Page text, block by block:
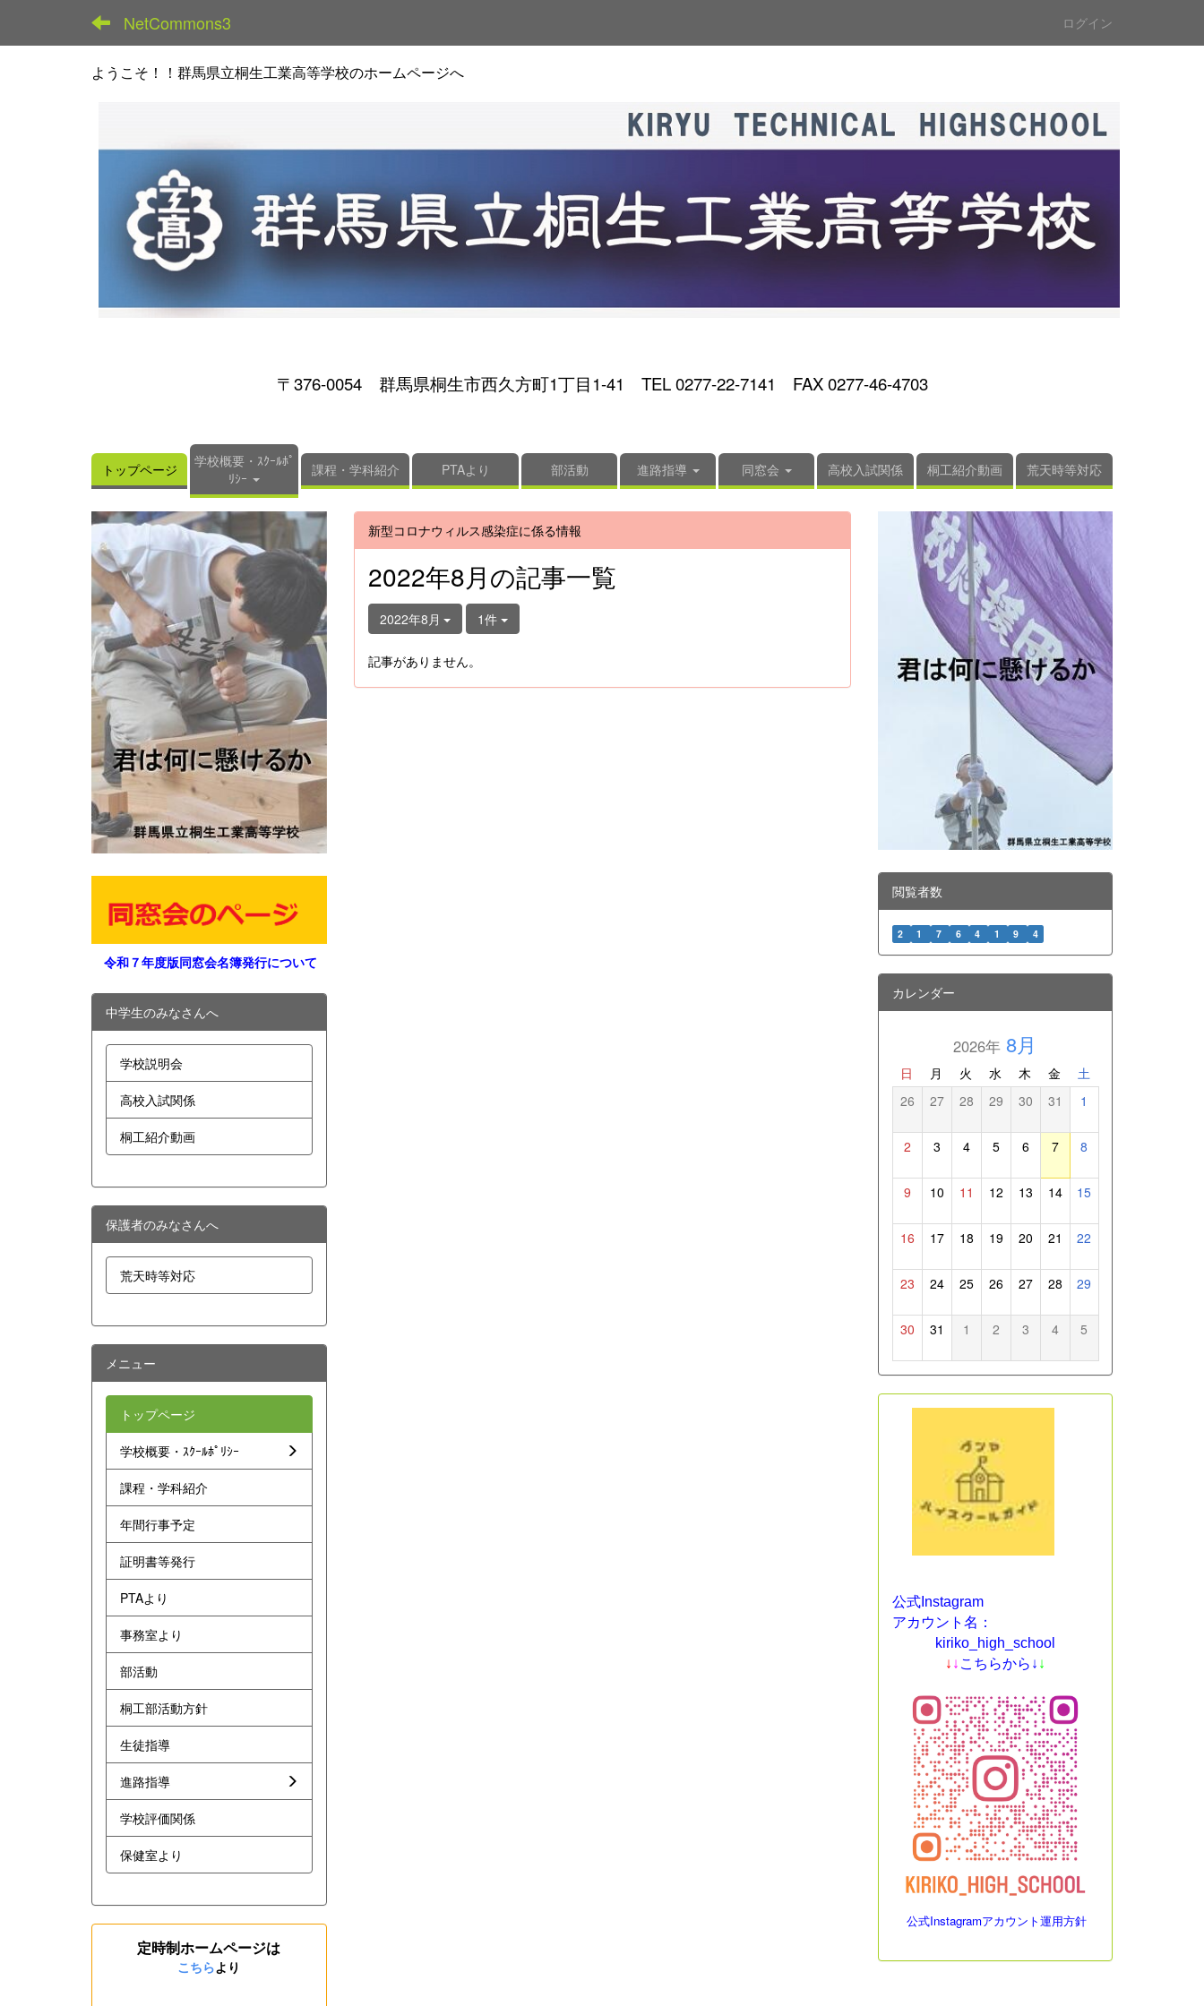
NetCommons3 ログイン
ようこそ！！群馬県立桐生工業高等学校のホームページへ
〒376-0054 群馬県桐生市西久方町1丁目1-41 TEL 0277-22-7141 FAX 0277-46-4703
トップページ
学校概要・ｽｸｰﾙﾎﾟ
ﾘｼｰ
課程・学科紹介 PTAより 部活動 進路指導 同窓会 高校入試関係 桐工紹介動画 荒天時等対応
新型コロナウィルス感染症に係る情報
2022年8月の記事一覧
2022年8月 1件
記事がありません。
令和７年度版同窓会名簿発行について
中学生のみなさんへ
学校説明会
高校入試関係
桐工紹介動画
保護者のみなさんへ
荒天時等対応
メニュー
トップページ
学校概要・ｽｸｰﾙﾎﾟﾘｼｰ
課程・学科紹介
年間行事予定
証明書等発行
PTAより
事務室より
部活動
桐工部活動方針
生徒指導
進路指導
学校評価関係
保健室より
定時制ホームページは
こちらより
閲覧者数
2 1 7 6 4 1 9 4
カレンダー
2026年 8月
日 月 火 水 木 金 土
26 27 28 29 30 31 1
2 3 4 5 6 7 8
9 10 11 12 13 14 15
16 17 18 19 20 21 22
23 24 25 26 27 28 29
30 31 1 2 3 4 5
公式Instagram
アカウント名：
kiriko_high_school
↓ ↓ こちらから↓ ↓
公式Instagramアカウント運用方針